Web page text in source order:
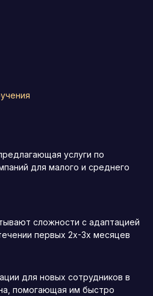
услуги по
для малого и среднего
сложности с адаптацией
первых 2х-3х месяцев
для новых сотрудников в
помогающая им быстро